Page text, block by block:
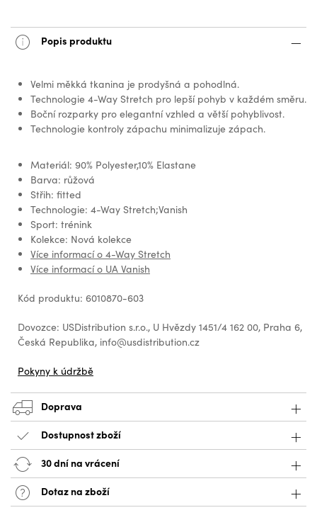
Popis produktu
Velmi měkká tkanina je prodyšná a pohodlná.
Technologie 4-Way Stretch pro lepší pohyb v každém směru.
Boční rozparky pro elegantní vzhled a větší pohyblivost.
Technologie kontroly zápachu minimalizuje zápach.
Materiál: 90% Polyester,10% Elastane
Barva: růžová
Střih: fitted
Technologie: 4-Way Stretch;Vanish
Sport: trénink
Kolekce: Nová kolekce
Více informací o 4-Way Stretch
Více informací o UA Vanish
Kód produktu: 6010870-603
Dovozce: USDistribution s.r.o., U Hvězdy 1451/4 162 00, Praha 6,
Česká Republika, info@usdistribution.cz
Pokyny k údržbě
Doprava
Dostupnost zboží
30 dní na vrácení
Dotaz na zboží